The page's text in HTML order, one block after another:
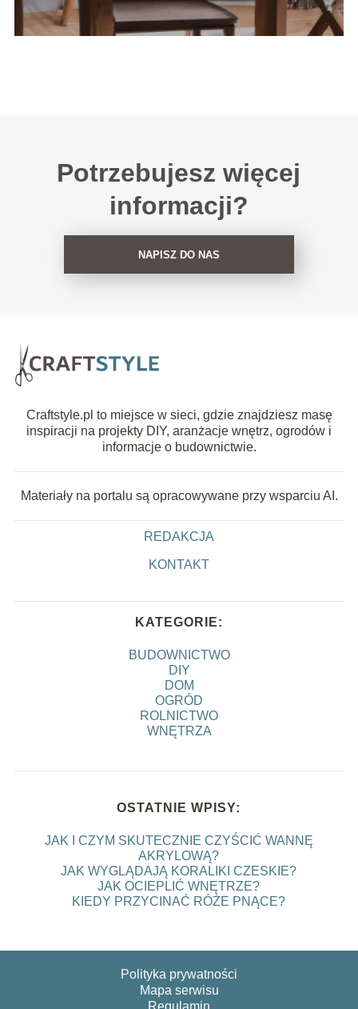
Potrzebujesz więcej
informacji?
NAPISZ DO NAS
Craftstyle.pl to miejsce w sieci, gdzie znajdziesz masę
inspiracji na projekty DIY, aranżacje wnętrz, ogrodów i
informacje o budownictwie.
Materiały na portalu są opracowywane przy wsparciu AI.
REDAKCJA
KONTAKT
KATEGORIE:
BUDOWNICTWO
DIY
DOM
OGRÓD
ROLNICTWO
WNĘTRZA
OSTATNIE WPISY:
JAK I CZYM SKUTECZNIE CZYŚCIĆ WANNĘ
AKRYLOWĄ?
JAK WYGLĄDAJĄ KORALIKI CZESKIE?
JAK OCIEPLIĆ WNĘTRZE?
KIEDY PRZYCINAĆ RÓŻE PNĄCE?
Polityka prywatności
Mapa serwisu
Regulamin